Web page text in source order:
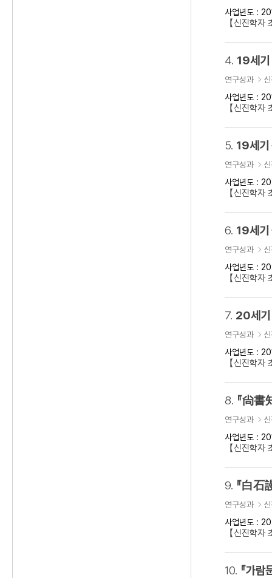
사업년도 :
【신진학
4. 19세기
연구성과
사업년도 :
【신진학
5. 19세기
연구성과
사업년도 :
【신진학
6. 19세기
연구성과
사업년도 :
【신진학
7. 20세기
연구성과
사업년도 :
【신진학
8. 『尙書
연구성과
사업년도 :
【신진학
9. 『白石
연구성과
사업년도 :
【신진학
10. 『가